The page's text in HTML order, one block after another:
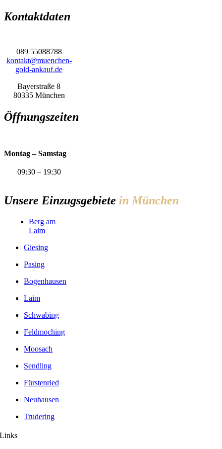
Kontaktdaten
089 55088788
kontakt@muenchen-
gold-ankauf.de
Bayerstraße 8
80335 München
Öffnungszeiten
Montag – Samstag
09:30 – 19:30
Unsere Einzugsgebiete in München
Berg am
Laim
Giesing
Pasing
Bogenhausen
Laim
Schwabing
Feldmoching
Moosach
Sendling
Fürstenried
Neuhausen
Trudering
Links